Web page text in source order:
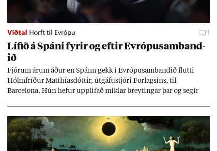
Viðtal Horft til Evrópu 1
Líf­ið á Spáni fyr­ir og eft­ir Evr­ópu­sam­band­
ið
Fjór­um ár­um áð­ur en Spánn gekk í Evr­ópu­sam­band­ið flutti
Hólm­fríð­ur Matth­ías­dótt­ir, út­gáfu­stjóri For­lags­ins, til
Barcelona. Hún hef­ur upp­lif­að mikl­ar breyt­ing­ar þar og seg­ir
jafnt sem styrkj­um til menn­ing­ar­mála. Þá hafi katalónsk­an hlot­
ið með­byr.